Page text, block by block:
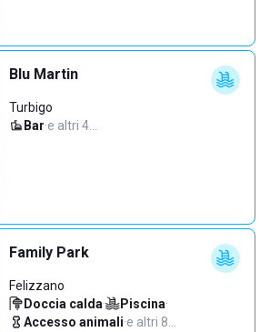
Blu Martin
Turbigo
Bar·e altri 4…
Family Park
Felizzano
Doccia calda· Piscina·
Accesso animali·e altri 8…